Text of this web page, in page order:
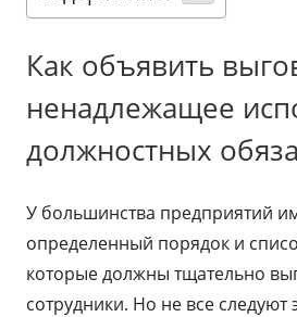
Как объявить
ненадлежащее
должностных
У большинства предприятий
определенный порядок и
которые должны тщательно
сотрудники. Но не все следуют